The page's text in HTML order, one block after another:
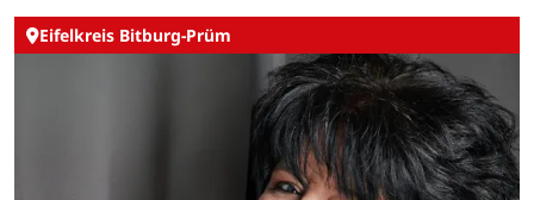
Eifelkreis Bitburg-Prüm